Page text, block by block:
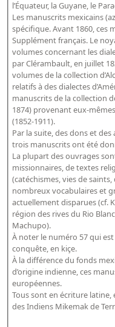
Explorer
Organigrammes de la
Rapports d'activité de la
Répertoire
Répertoire des
Répertoire des
Répertoire des
Publications
Guides des sources
Ouvrages et documents
Revue de la Bibliothèque
Directeurs de la
Listes et biographies
Implantations de la
Le fil de l'histoire (frise
l’Équateur, la Guyane, le
Les manuscrits mexicains
spécifique. Avant 1860, ces
Supplément français. Le
volumes concernant les
par Clérambault, en juillet
volumes de la collection
relatifs à des dialectes
manuscrits de la collection
1874) provenant eux-
(1852-1911).
Par la suite, des dons et
trois manuscrits ont été
La plupart des ouvrages
missionnaires, de textes
(catéchismes, vies de
nombreux vocabulaires et
actuellement disparues (cf.
région des rives du Rio
Machupo).
À noter le numéro 57 qui
conquête, en kiçe.
À la différence du fonds
d’origine indienne, ces
européennes.
Tous sont en écriture
des Indiens Mikemak de